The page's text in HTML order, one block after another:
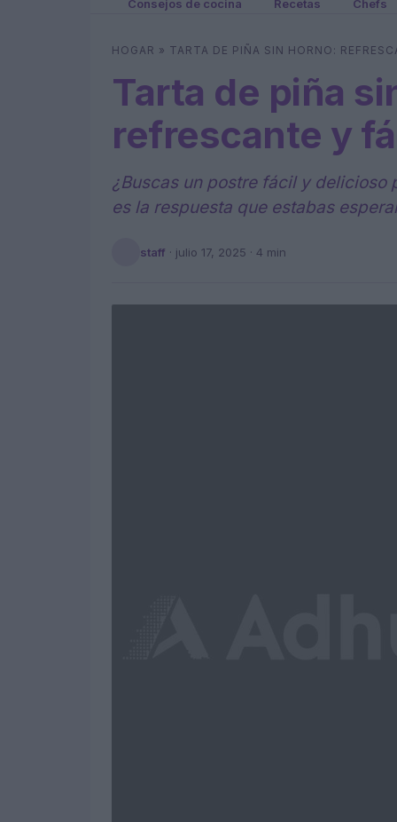
Consejos de cocina Recetas Chefs
HOGAR » TARTA DE PIÑA SIN HORNO:
Tarta de piña
refrescante y
¿Buscas un postre fácil y delicioso
es la respuesta que estabas
staff · julio 17, 2025 · 4 min